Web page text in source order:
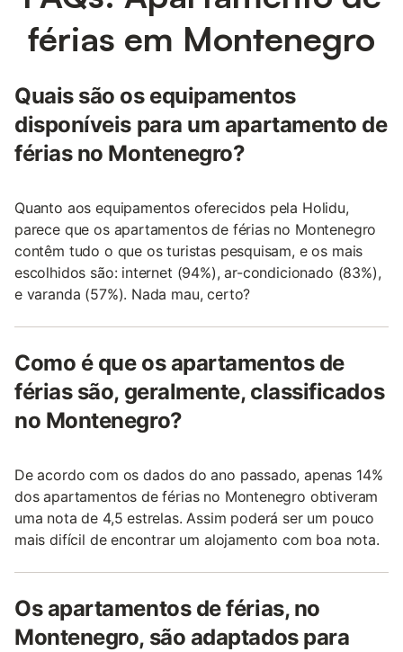
férias em Montenegro
Quais são os equipamentos
disponíveis para um apartamento de
férias no Montenegro?
Quanto aos equipamentos oferecidos pela Holidu,
parece que os apartamentos de férias no Montenegro
contêm tudo o que os turistas pesquisam, e os mais
escolhidos são: internet (94%), ar-condicionado (83%),
e varanda (57%). Nada mau, certo?
Como é que os apartamentos de
férias são, geralmente, classificados
no Montenegro?
De acordo com os dados do ano passado, apenas 14%
dos apartamentos de férias no Montenegro obtiveram
uma nota de 4,5 estrelas. Assim poderá ser um pouco
mais difícil de encontrar um alojamento com boa nota.
Os apartamentos de férias, no
Montenegro, são adaptados para